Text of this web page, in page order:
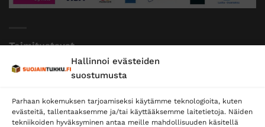
Hallinnoi evästeiden
suostumusta
Parhaan kokemuksen tarjoamiseksi käytämme teknologioita, kuten
evästeitä, tallentaaksemme ja/tai käyttääksemme laitetietoja. Näiden
tekniikoiden hyväksyminen antaa meille mahdollisuuden käsitellä
Toimitustavat
Posti
Postnord